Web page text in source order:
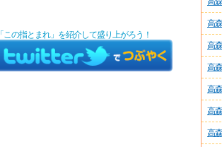
高
高
高
高
高
高
「この指とまれ」を紹介して盛り上がろう！